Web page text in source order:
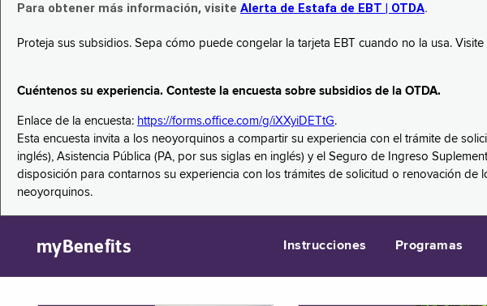
Para obtener más información, visite Alerta de Estafa de EBT | OTDA.
Proteja sus subsidios. Sepa cómo puede congelar la tarjeta EBT cuando no la usa. Visite
Cuéntenos su experiencia. Conteste la encuesta sobre subsidios de la OTDA.
Enlace de la encuesta: https://forms.office.com/g/iXXyiDETtG.
Esta encuesta invita a los neoyorquinos a compartir su experiencia con el trámite de
inglés), Asistencia Pública (PA, por sus siglas en inglés) y el Seguro de Ingreso
disposición para contarnos su experiencia con los trámites de solicitud o renovación
neoyorquinos.
myBenefits Instrucciones Programas